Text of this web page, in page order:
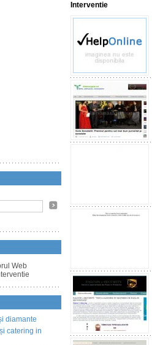
Web
diamante
catering in
Interventie